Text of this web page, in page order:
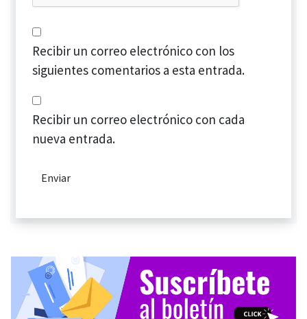
Recibir un correo electrónico con los
siguientes comentarios a esta entrada.
Recibir un correo electrónico con cada
nueva entrada.